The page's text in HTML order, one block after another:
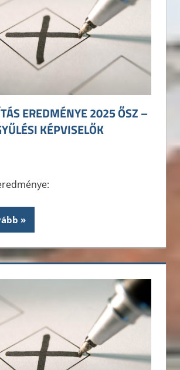
EREDMÉNYE 2025 ŐSZ –
KÉPVISELŐK
4.